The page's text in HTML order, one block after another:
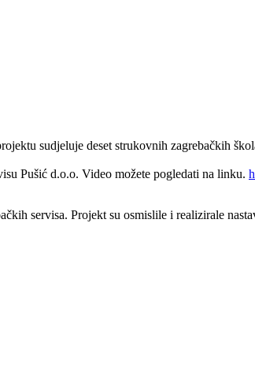
sudjeluje deset strukovnih zagrebačkih
Pušić d.o.o. Video možete pogledati na linku.
servisa. Projekt su osmislile i realizirale